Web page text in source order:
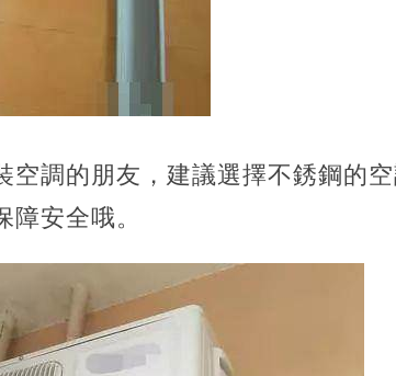
空調的朋友，建議選擇不銹鋼的
安全哦。